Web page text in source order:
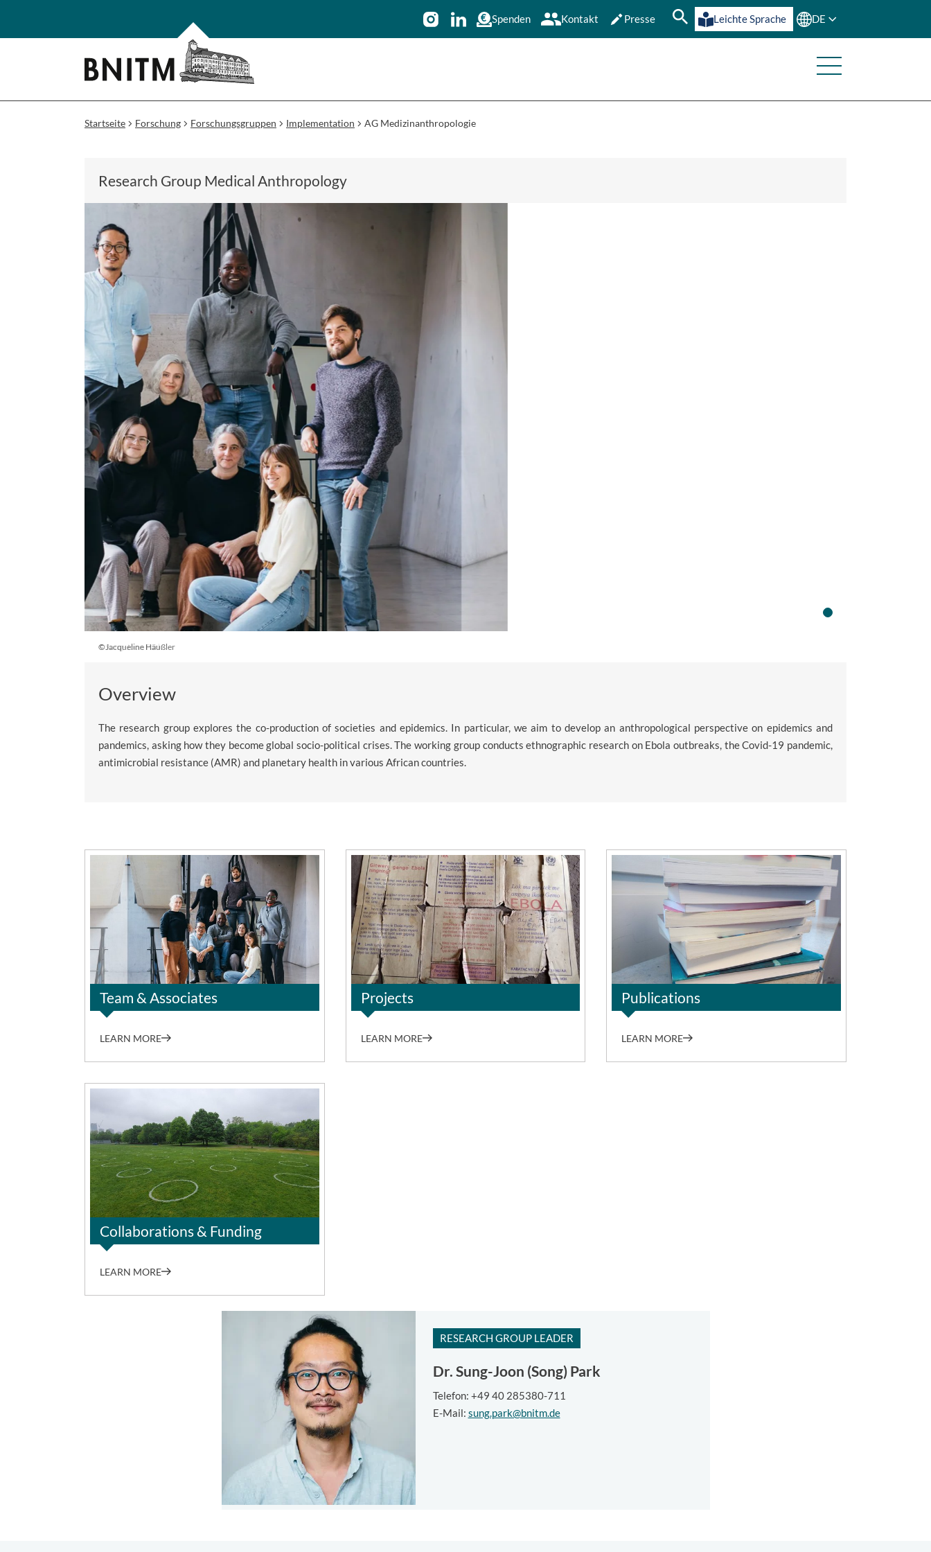
Spenden Kontakt Presse Leichte Sprache DE
Startseite Forschung Forschungsgruppen Implementation AG Medizinanthropologie
Research Group Medical Anthropology
©Sung-Joon Park
Overview
The research group explores the co-production of societies and epidemics. In particular, we aim to develop an anthropological perspective on epidemics and
pandemics, asking how they become global socio-political crises. The working group conducts ethnographic research on Ebola outbreaks, the Covid-19 pandemic,
antimicrobial resistance (AMR) and planetary health in various African countries.
©Jacqueline Häußler
Team & Associates
LEARN MORE
Projects
LEARN MORE
Publications
LEARN MORE
Collaborations & Funding
LEARN MORE
RESEARCH GROUP LEADER
Dr. Sung-Joon (Song) Park
Telefon: +49 40 285380-711
E-Mail: sung.park@bnitm.de